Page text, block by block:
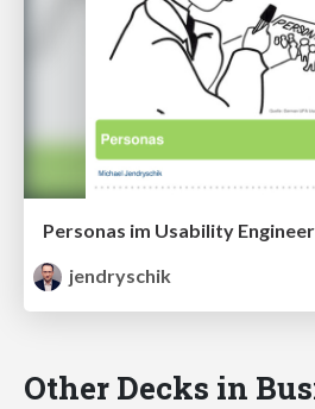
Personas im Usability
jendryschik
Other Decks in